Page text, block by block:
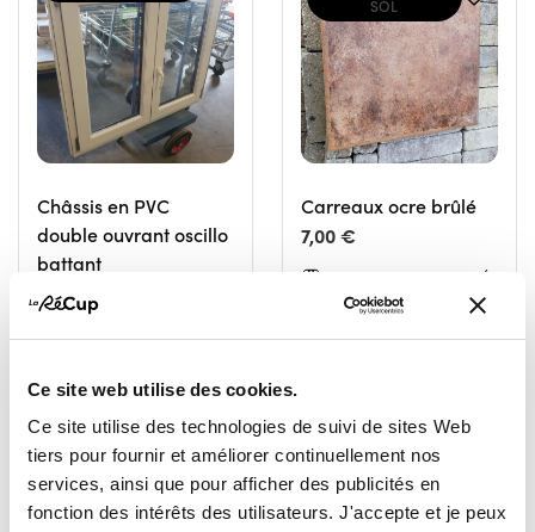
Ce site web utilise des cookies.
Ce site utilise des technologies de suivi de sites Web
tiers pour fournir et améliorer continuellement nos
services, ainsi que pour afficher des publicités en
fonction des intérêts des utilisateurs. J'accepte et je peux
Châssis en PVC
double ouvrant oscillo
battant
60,00 €
RESSOURCERIE LE CARRÉ
SOL
Carreaux ocre brûlé
7,00 €
RESSOURCERIE LE CARRÉ
TOURNAI